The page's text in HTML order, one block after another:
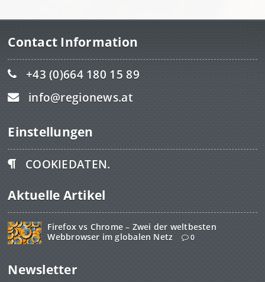
Contact Information
+43 (0)664 180 15 89
info@regionews.at
Einstellungen
COOKIEDATEN.
Aktuelle Artikel
Firefox vs Chrome – Zwei der weltbesten
Webbrowser im globalen Netz
0
Newsletter